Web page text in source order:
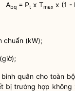
Abq = Pt x Tmax x (1 -
chuẩn (kW);
(giờ);
quân cho toàn
bị trường hợp